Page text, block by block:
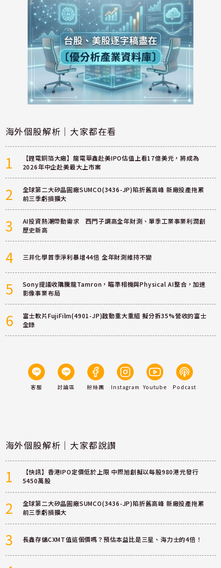
海外個股解析｜大家都在看
1
【鋰電銅箔大廠】龍電華鑫赴美IPO估值上看17億美元，將成為
2026年中企赴美最大上市案
2
全球第二大矽晶圓廠SUMCO(3436-JP)陷折舊高峰 新廠投產拖累
前三季虧損擴大
3
AI投資熱潮帶動需求 西門子調高全年財測、單季工業事業利潤創
歷史新高
4 三井化學首季淨利暴增44倍 全年財測維持不變
5
Sony提議收購騰龍Tamron，瞄準相機與Physical AI整合，加速
影像事業布局
6
富士軟片FujiFilm(4901-JP)啟動重大重組 擬分拆35%營收的富士
全錄
客服 討論區 粉絲團 Instagram Youtube Podcast
海外個股解析｜大家都說讚
1
【快訊】香港IPO定價低於上限 中際旭創擬以每股980港元發行
5450萬股
2
全球第二大矽晶圓廠SUMCO(3436-JP)陷折舊高峰 新廠投產拖累
前三季虧損擴大
3 長鑫存儲CXMT值這個價嗎？預估本益比是三星、海力士的4倍！